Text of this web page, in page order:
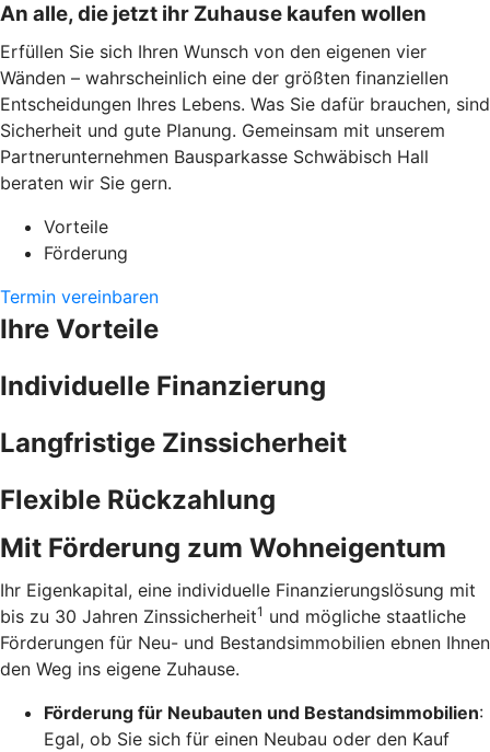
An alle, die jetzt ihr Zuhause kaufen wollen
Erfüllen Sie sich Ihren Wunsch von den eigenen vier
Wänden – wahrscheinlich eine der größten finanziellen
Entscheidungen Ihres Lebens. Was Sie dafür brauchen, sind
Sicherheit und gute Planung. Gemeinsam mit unserem
Partnerunternehmen Bausparkasse Schwäbisch Hall
beraten wir Sie gern.
Vorteile
Förderung
Termin vereinbaren
Ihre Vorteile
Individuelle Finanzierung
Langfristige Zinssicherheit
Flexible Rückzahlung
Mit Förderung zum Wohneigentum
Ihr Eigenkapital, eine individuelle Finanzierungslösung mit
bis zu 30 Jahren Zinssicherheit1 und mögliche staatliche
Förderungen für Neu- und Bestandsimmobilien ebnen Ihnen
den Weg ins eigene Zuhause.
Förderung für Neubauten und Bestandsimmobilien:
Egal, ob Sie sich für einen Neubau oder den Kauf